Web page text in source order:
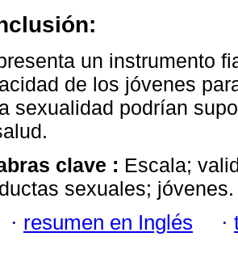
un instrumento
de los jóvenes
sexualidad podrían
clave : Escala;
sexuales; jóvenes.
· resumen en Inglés ·